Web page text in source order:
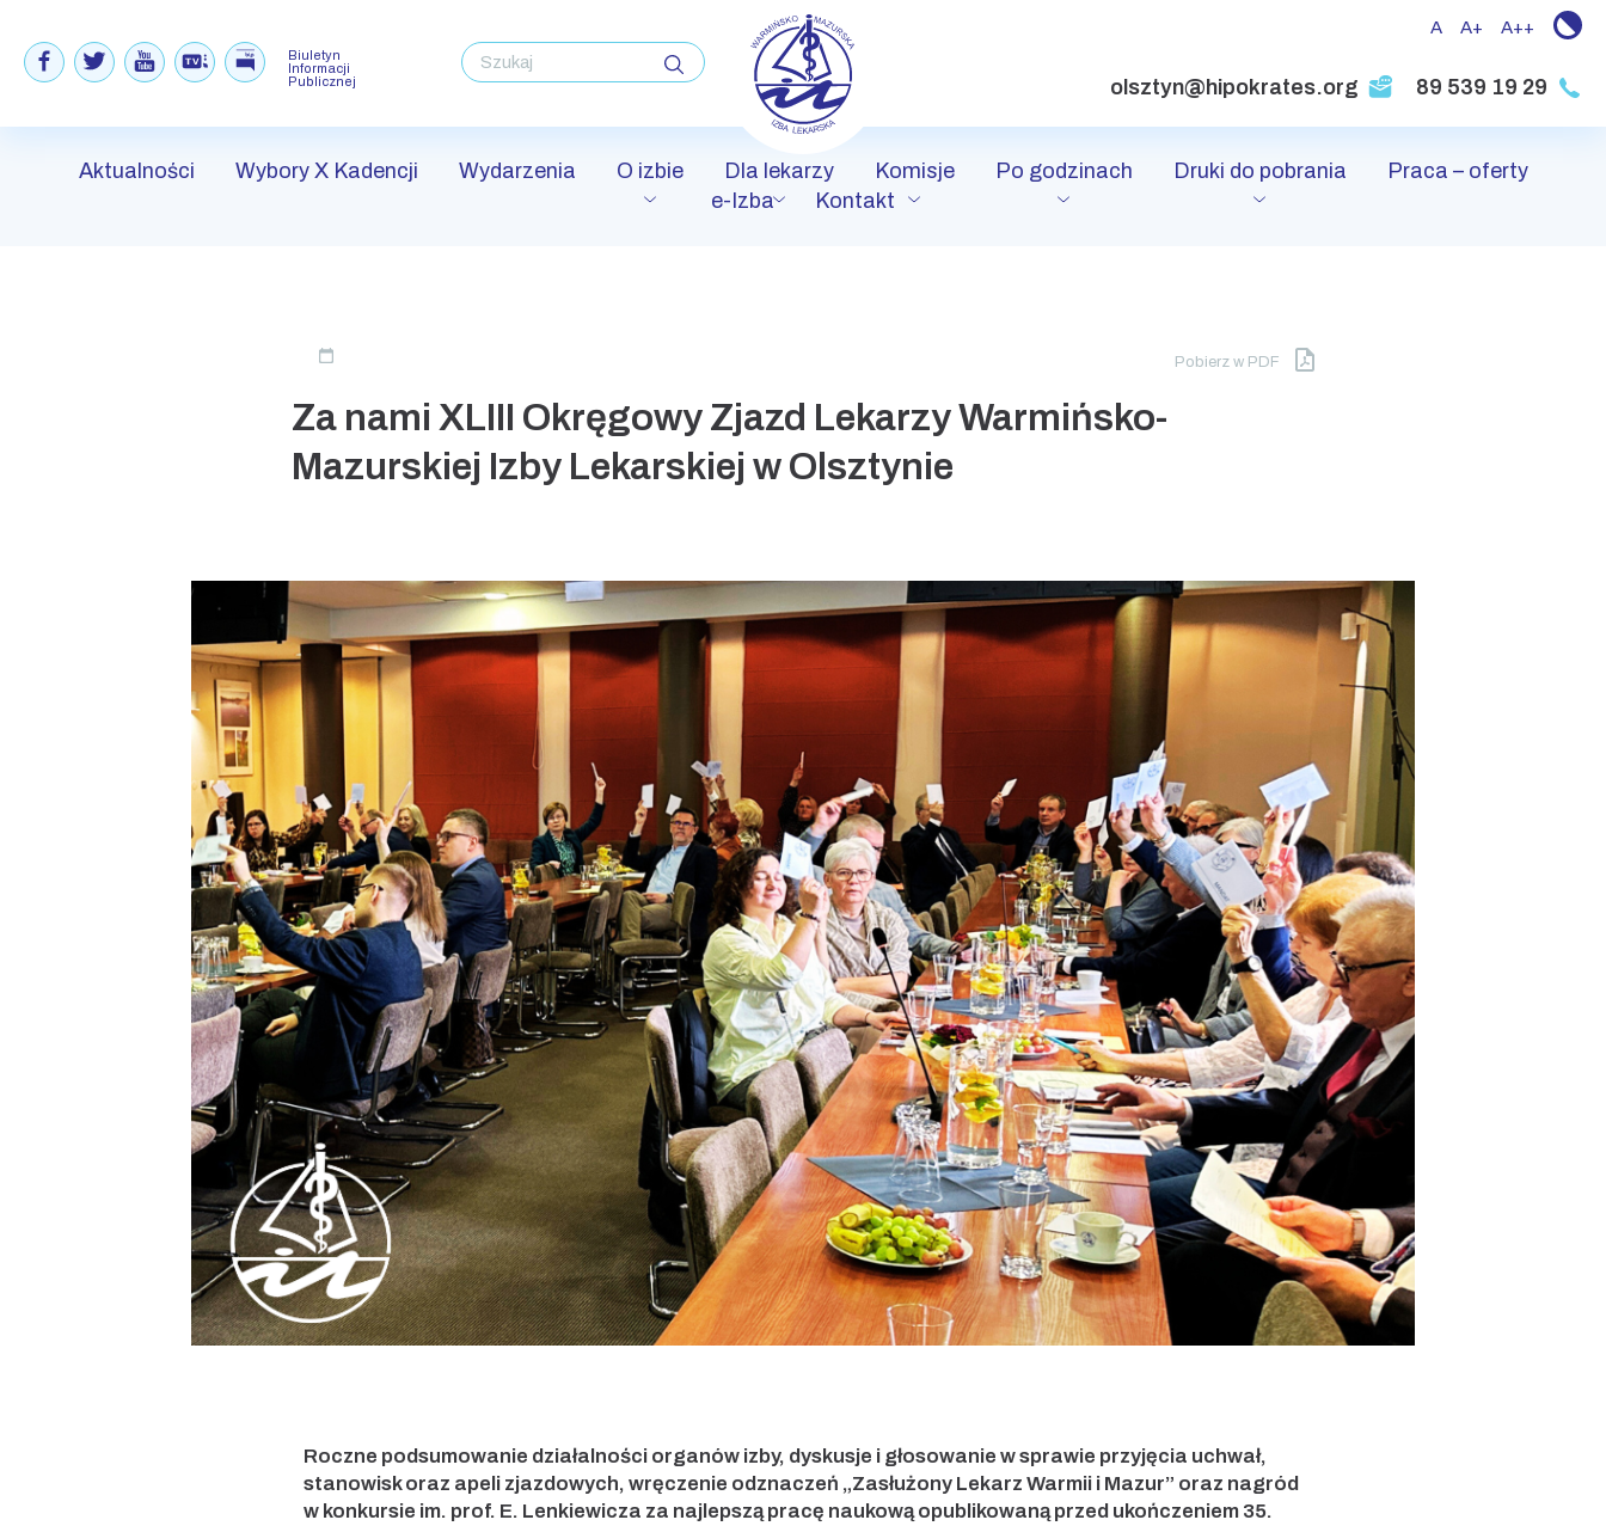
Biuletyn
Informacji
Publicznej
A A+ A++
olsztyn@hipokrates.org 89 539 19 29
Aktualności Wybory X Kadencji Wydarzenia O izbie Dla lekarzy Komisje Po godzinach Druki do pobrania
Praca – oferty
e-Izba
Kontakt
Pobierz w PDF
Za nami XLIII Okręgowy Zjazd Lekarzy Warmińsko-
Mazurskiej Izby Lekarskiej w Olsztynie
Roczne podsumowanie działalności organów izby, dyskusje i głosowanie w sprawie przyjęcia uchwał,
stanowisk oraz apeli zjazdowych, wręczenie odznaczeń „Zasłużony Lekarz Warmii i Mazur” oraz nagród
w konkursie im. prof. E. Lenkiewicza za najlepszą pracę naukową opublikowaną przed ukończeniem 35.